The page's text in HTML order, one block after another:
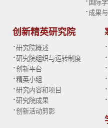
国际
· 成果
创新精英研究院
·研究院概述
·研究院组织与运转制度
·创新平台
·精英小组
·研究内容和项目
·研究院成果
·创新活动剪影
·
·
·
·
·
·